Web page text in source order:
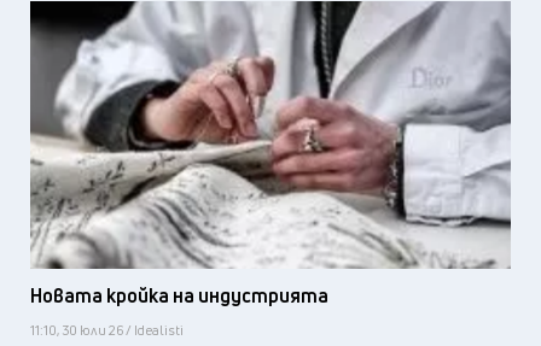
Новата кройка на индустрията
11:10, 30 юли 26 / Idealisti